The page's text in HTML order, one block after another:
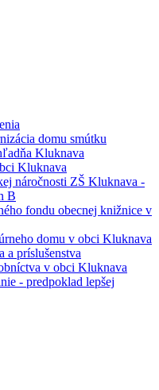
domu smútku
Kluknava
Kluknava
náročnosti ZŠ Kluknava -
B
fondu obecnej knižnice v
domu v obci Kluknava
a príslušenstva
v obci Kluknava
- predpoklad lepšej